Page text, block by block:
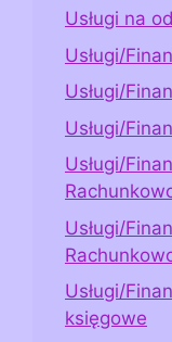
Usługi na
Usługi/
Usługi/
Usługi/
Usługi/
Usługi/
Usługi/
księgowe